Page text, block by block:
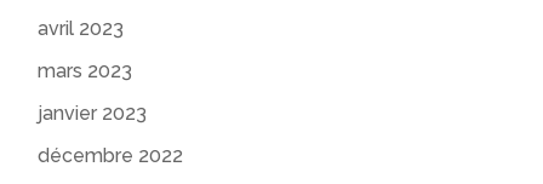
avril 2023
mars 2023
janvier 2023
décembre 2022